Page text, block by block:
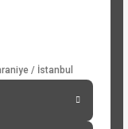
/ İstanbul